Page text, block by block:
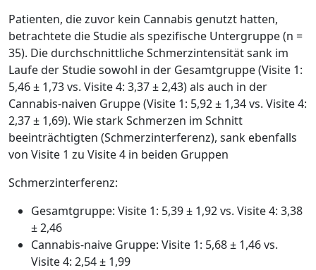
Patienten, die zuvor kein Cannabis genutzt hatten,
betrachtete die Studie als spezifische Untergruppe (n =
35). Die durchschnittliche Schmerzintensität sank im
Laufe der Studie sowohl in der Gesamtgruppe (Visite 1:
5,46 ± 1,73 vs. Visite 4: 3,37 ± 2,43) als auch in der
Cannabis-naiven Gruppe (Visite 1: 5,92 ± 1,34 vs. Visite 4:
2,37 ± 1,69). Wie stark Schmerzen im Schnitt
beeinträchtigten (Schmerzinterferenz), sank ebenfalls
von Visite 1 zu Visite 4 in beiden Gruppen
Schmerzinterferenz:
Gesamtgruppe: Visite 1: 5,39 ± 1,92 vs. Visite 4: 3,38
± 2,46
Cannabis-naive Gruppe: Visite 1: 5,68 ± 1,46 vs.
Visite 4: 2,54 ± 1,99